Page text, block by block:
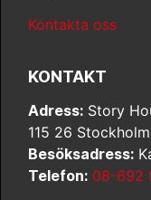
Kontakta oss
KONTAKT
Adress: Story
115 26 Stockholm
Besöksadress:
Telefon: 08-692